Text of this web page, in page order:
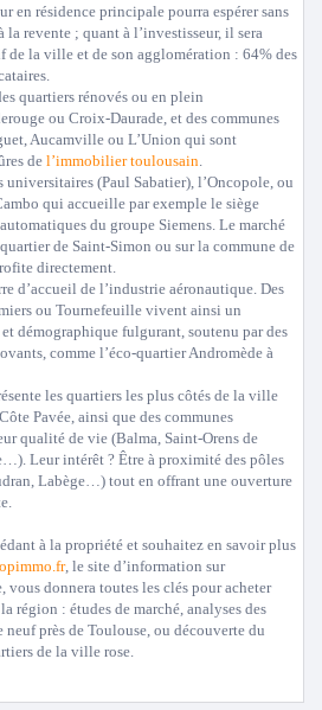
en résidence principale pourra espérer sans
la revente ; quant à l’investisseur, il sera
de la ville et de son agglomération : 64% des
quartiers rénovés ou en plein
ou Croix-Daurade, et des communes
Aucamville ou L’Union qui sont
de l’immobilier toulousain.
(Paul Sabatier), l’Oncopole, ou
qui accueille par exemple le siège
du groupe Siemens. Le marché
de Saint-Simon ou sur la commune de
directement.
d’accueil de l’industrie aéronautique. Des
ou Tournefeuille vivent ainsi un
démographique fulgurant, soutenu par des
comme l’éco-quartier Andromède à
les quartiers les plus côtés de la ville
Pavée, ainsi que des communes
qualité de vie (Balma, Saint-Orens de
Leur intérêt ? Être à proximité des pôles
Labège…) tout en offrant une ouverture
à la propriété et souhaitez en savoir plus
, le site d’information sur
donnera toutes les clés pour acheter
région : études de marché, analyses des
neuf près de Toulouse, ou découverte du
de la ville rose.